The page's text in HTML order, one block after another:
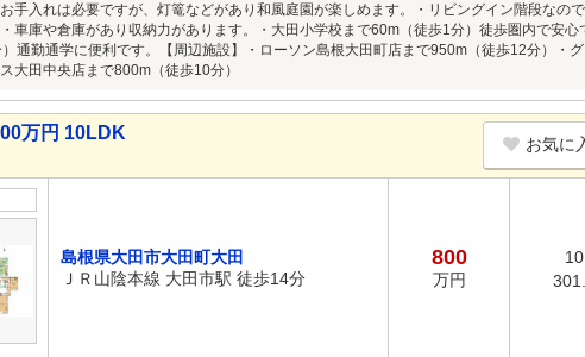
手入れは必要ですが、灯篭などがあり和風庭園が楽しめます。・リビングイン階段なの
車庫や倉庫があり収納力があります。・大田小学校まで60m（徒歩1分）徒歩圏内で安
通勤通学に便利です。【周辺施設】・ローソン島根大田町店まで950m（徒歩12分）・
大田中央店まで800m（徒歩10分）
万円 10LDK
お気に
島根県大田市大田町大田
ＪＲ山陰本線 大田市駅 徒歩14分
800
万円